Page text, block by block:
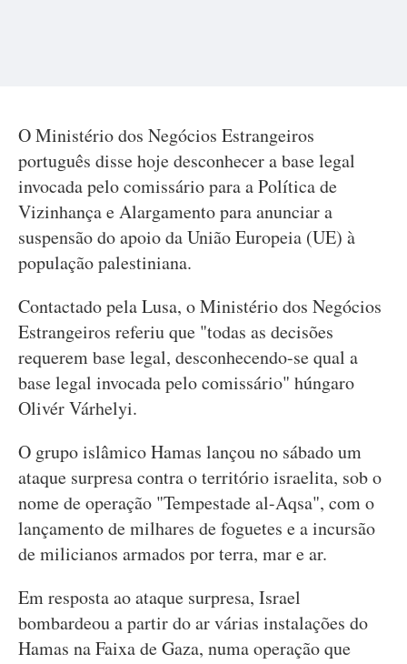
O Ministério dos Negócios Estrangeiros
português disse hoje desconhecer a base legal
invocada pelo comissário para a Política de
Vizinhança e Alargamento para anunciar a
suspensão do apoio da União Europeia (UE) à
população palestiniana.
Contactado pela Lusa, o Ministério dos Negócios
Estrangeiros referiu que "todas as decisões
requerem base legal, desconhecendo-se qual a
base legal invocada pelo comissário" húngaro
Olivér Várhelyi.
O grupo islâmico Hamas lançou no sábado um
ataque surpresa contra o território israelita, sob o
nome de operação "Tempestade al-Aqsa", com o
lançamento de milhares de foguetes e a incursão
de milicianos armados por terra, mar e ar.
Em resposta ao ataque surpresa, Israel
bombardeou a partir do ar várias instalações do
Hamas na Faixa de Gaza, numa operação que